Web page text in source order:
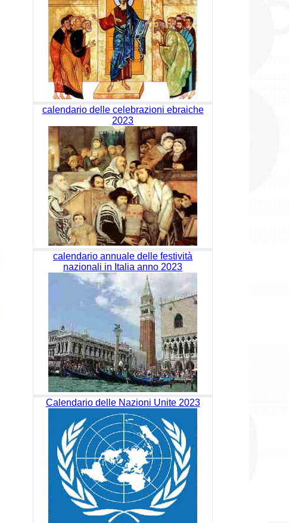
calendario delle celebrazioni ebraiche
2023
calendario annuale delle festività
nazionali in Italia anno 2023
Calendario delle Nazioni Unite 2023